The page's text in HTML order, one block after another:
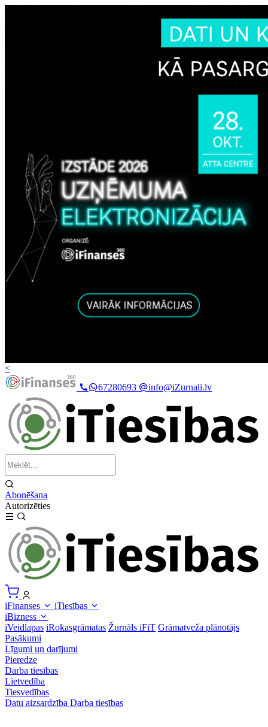
<
67280693
info@iZurnali.lv
Abonēšana
Autorizēties
iFinanses
iTiesības
iBizness
iVeidlapas iRokasgrāmatas Žurnāls iFiT Grāmatveža plānotājs
Pasākumi
Līgumi un darījumi
Pieredze
Darba tiesības
Lietvedība
Tiesvedības
Datu aizsardzība Darba tiesības